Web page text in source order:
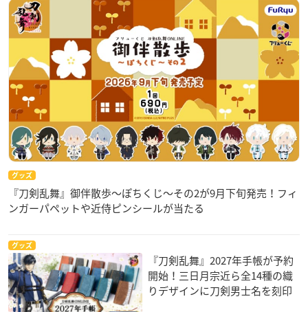
グッズ
『刀剣乱舞』御伴散歩～ぽちくじ～その2が9月下旬発売！フィ
ンガーパペットや近侍ピンシールが当たる
グッズ
『刀剣乱舞』2027年手帳が予約
開始！三日月宗近ら全14種の織
りデザインに刀剣男士名を刻印